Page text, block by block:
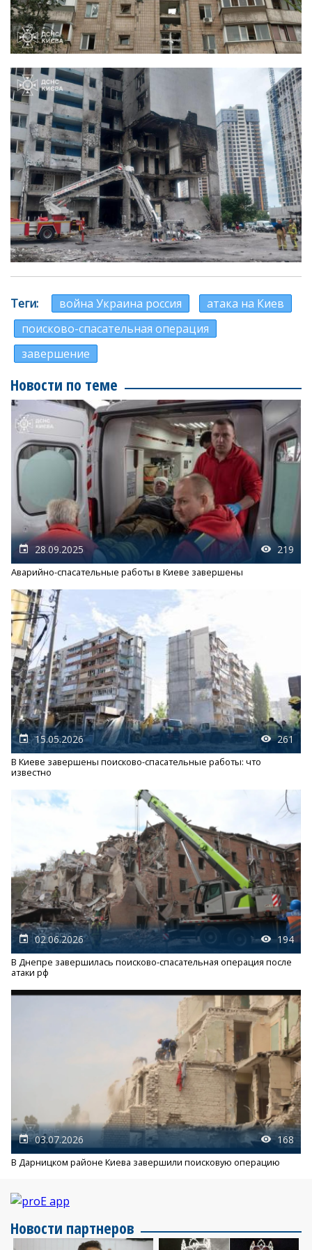
Теги война Украина россия
атака на Киев
поисково-спасательная операция
завершение
Новости по теме
28.09.2025 219
Аварийно-спасательные работы в Киеве завершены
15.05.2026 261
В Киеве завершены поисково-спасательные работы: что
известно
02.06.2026 194
В Днепре завершилась поисково-спасательная операция после
атаки рф
03.07.2026 168
В Дарницком районе Киева завершили поисковую операцию
Новости партнеров